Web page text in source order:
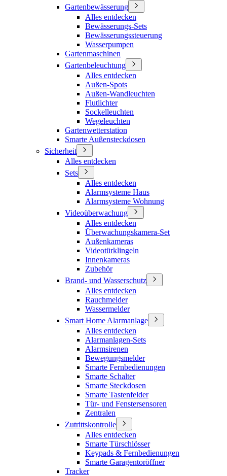
Gartenbewässerung
Alles entdecken
Bewässerungs-Sets
Bewässerungssteuerung
Wasserpumpen
Gartenmaschinen
Gartenbeleuchtung
Alles entdecken
Außen-Spots
Außen-Wandleuchten
Flutlichter
Sockelleuchten
Wegeleuchten
Gartenwetterstation
Smarte Außensteckdosen
Sicherheit
Alles entdecken
Sets
Alles entdecken
Alarmsysteme Haus
Alarmsysteme Wohnung
Videoüberwachung
Alles entdecken
Überwachungskamera-Set
Außenkameras
Videotürklingeln
Innenkameras
Zubehör
Brand- und Wasserschutz
Alles entdecken
Rauchmelder
Wassermelder
Smart Home Alarmanlage
Alles entdecken
Alarmanlagen-Sets
Alarmsirenen
Bewegungsmelder
Smarte Fernbedienungen
Smarte Schalter
Smarte Steckdosen
Smarte Tastenfelder
Tür- und Fenstersensoren
Zentralen
Zutrittskontrolle
Alles entdecken
Smarte Türschlösser
Keypads & Fernbedienungen
Smarte Garagentoröffner
Tracker